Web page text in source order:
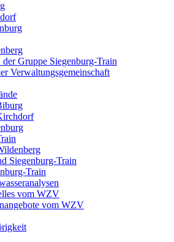
Gruppe Siegenburg-Train
Verwaltungsgemeinschaft
Siegenburg-Train
Train
vom WZV
vom WZV